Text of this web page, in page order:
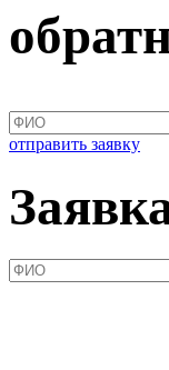
отправить заявку